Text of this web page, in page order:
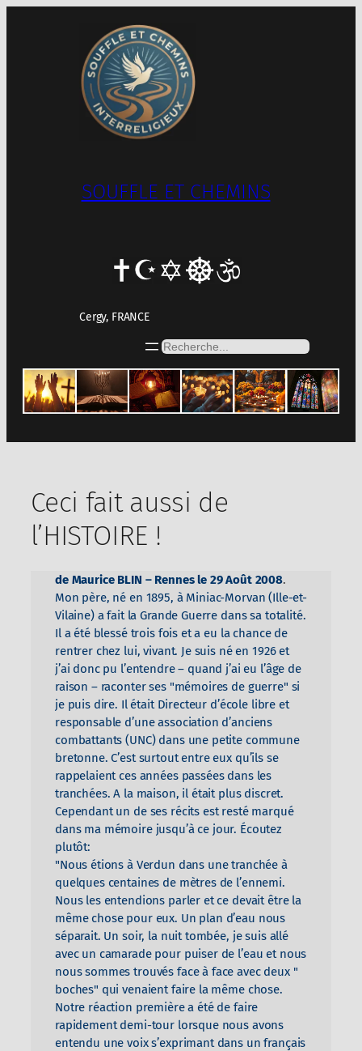
SOUFFLE ET CHEMINS
Cergy, FRANCE
Rechercher
Ceci fait aussi de
l’HISTOIRE !
de Maurice BLIN – Rennesle 29 Août 2008.
Mon père, né en 1895, à Miniac-Morvan (Ille-et-
Vilaine) a fait la Grande Guerre dans sa totalité.
Il a été blessé trois fois et a eu la chance de
rentrer chez lui, vivant. Je suis né en 1926 et
j’ai donc pu l’entendre – quand j’ai eu l’âge de
raison – raconter ses "mémoires de guerre" si
je puis dire. Il était Directeur d’école libre et
responsable d’une association d’anciens
combattants (UNC) dans une petite commune
bretonne. C’est surtout entre eux qu’ils se
rappelaient ces années passées dans les
tranchées. A la maison, il était plus discret.
Cependant un de ses récits est resté marqué
dans ma mémoire jusqu’à ce jour. Écoutez
plutôt:
"Nous étions à Verdun dans une tranchée à
quelques centaines de mètres de l’ennemi.
Nous les entendions parler et ce devait être la
même chose pour eux. Un plan d’eau nous
séparait. Un soir, la nuit tombée, je suis allé
avec un camarade pour puiser de l’eau et nous
nous sommes trouvés face à face avec deux "
boches" qui venaient faire la même chose.
Notre réaction première a été de faire
rapidement demi-tour lorsque nous avons
entendu une voix s’exprimant dans un français